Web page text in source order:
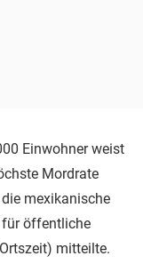
Einwohner weist
Mordrate
mexikanische
für öffentliche
mitteilte.